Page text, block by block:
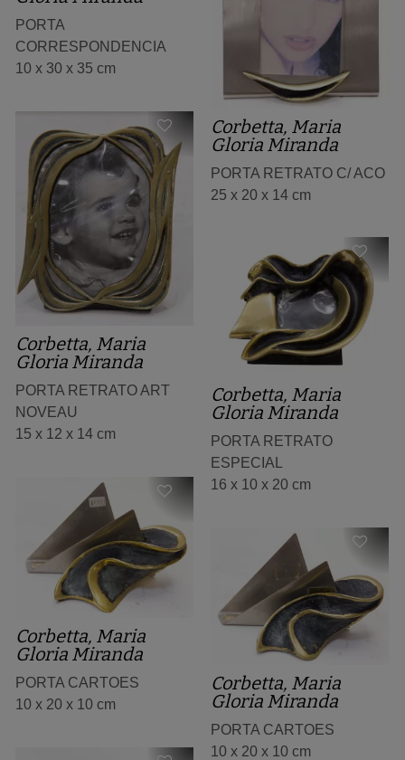
PORTA
CORRESPONDENCIA
10 x 30 x 35 cm
Corbetta, Maria
Gloria Miranda
PORTA RETRATO C/ ACO
25 x 20 x 14 cm
Corbetta, Maria
Gloria Miranda
PORTA RETRATO ART
NOVEAU
15 x 12 x 14 cm
Corbetta, Maria
Gloria Miranda
PORTA RETRATO
ESPECIAL
16 x 10 x 20 cm
Corbetta, Maria
Gloria Miranda
PORTA CARTOES
10 x 20 x 10 cm
Corbetta, Maria
Gloria Miranda
PORTA CARTOES
10 x 20 x 10 cm